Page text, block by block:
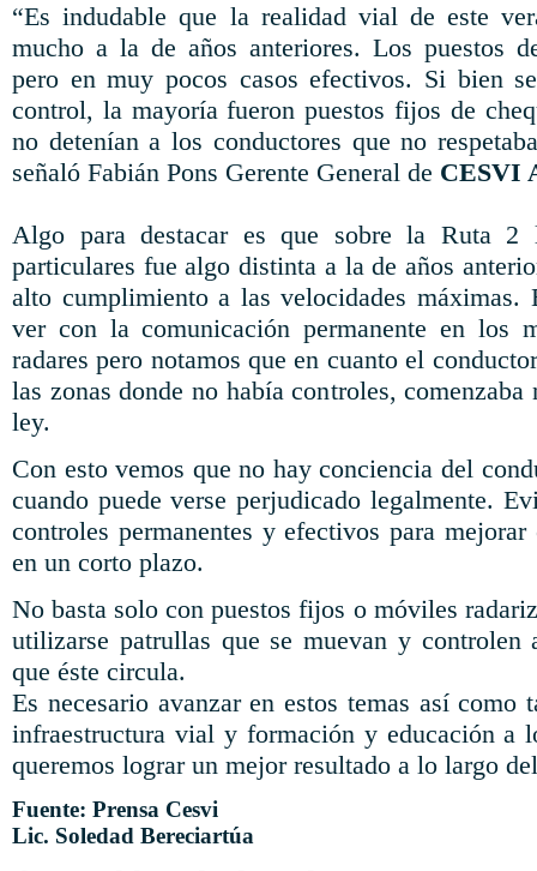
“Es indudable que la realidad vial de este
mucho a la de años anteriores. Los puestos
pero en muy pocos casos efectivos. Si bien
control, la mayoría fueron puestos fijos de
no detenían a los conductores que no
señaló Fabián Pons Gerente General de CESVI
Algo para destacar es que sobre la Ruta 2
particulares fue algo distinta a la de años
alto cumplimiento a las velocidades máximas.
ver con la comunicación permanente en los
radares pero notamos que en cuanto el
las zonas donde no había controles,
ley.
Con esto vemos que no hay conciencia del
cuando puede verse perjudicado legalmente.
controles permanentes y efectivos para
en un corto plazo.
No basta solo con puestos fijos o móviles
utilizarse patrullas que se muevan y
que éste circula.
Es necesario avanzar en estos temas así como
infraestructura vial y formación y educación a
queremos lograr un mejor resultado a lo largo
Fuente: Prensa Cesvi
Lic. Soledad Bereciartúa